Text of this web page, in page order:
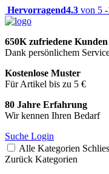
Hervorragend4.3 von 5 -
650K zufriedene Kunden
Dank persönlichem
Kostenlose Muster
Für Artikel bis zu 5 €
80 Jahre Erfahrung
Wir kennen Ihren Bedarf
Suche Login
Alle Kategorien
Zurück Kategorien